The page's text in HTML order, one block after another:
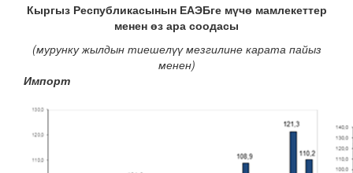
Кыргыз Республикасынын ЕАЭБге мүчө мамлекеттер
менен өз ара соодасы
(мурункужылдын тиешелүү мезгилине карата пайыз
менен)
Импорт